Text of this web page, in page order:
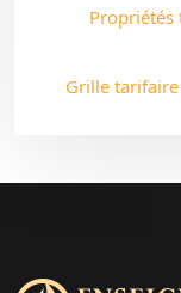
Grille tarifaire